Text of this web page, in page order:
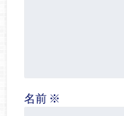
名前 ※